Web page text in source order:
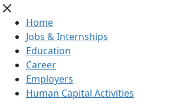
Home
Jobs & Internships
Education
Career
Employers
Human Capital Activities